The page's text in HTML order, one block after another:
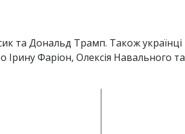
та Дональд Трамп. Також українці
Фаріон, Олексія Навального та